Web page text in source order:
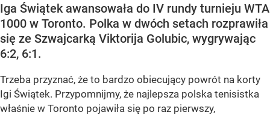
Iga Świątek awansowała do IV rundy turnieju WTA
1000 w Toronto. Polka w dwóch setach rozprawiła
się ze Szwajcarką Viktorija Golubic, wygrywając
6:2, 6:1.
Trzeba przyznać, że to bardzo obiecujący powrót na korty
Igi Świątek. Przypomnijmy, że najlepsza polska tenisistka
właśnie w Toronto pojawiła się po raz pierwszy,